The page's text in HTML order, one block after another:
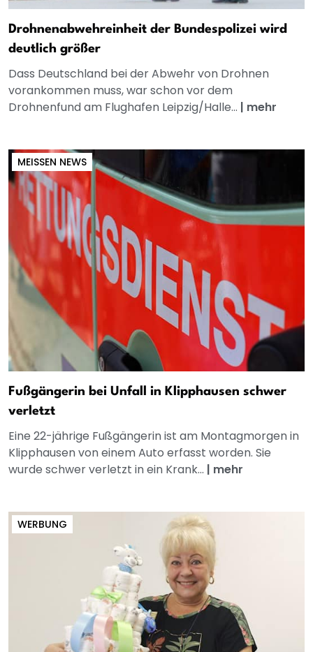
Drohnenabwehreinheit der Bundespolizei wird
deutlich größer
Dass Deutschland bei der Abwehr von Drohnen
vorankommen muss, war schon vor dem
Drohnenfund am Flughafen Leipzig/Halle... | mehr
MEISSEN NEWS
Fußgängerin bei Unfall in Klipphausen schwer
verletzt
Eine 22-jährige Fußgängerin ist am Montagmorgen in
Klipphausen von einem Auto erfasst worden. Sie
wurde schwer verletzt in ein Krank... | mehr
WERBUNG